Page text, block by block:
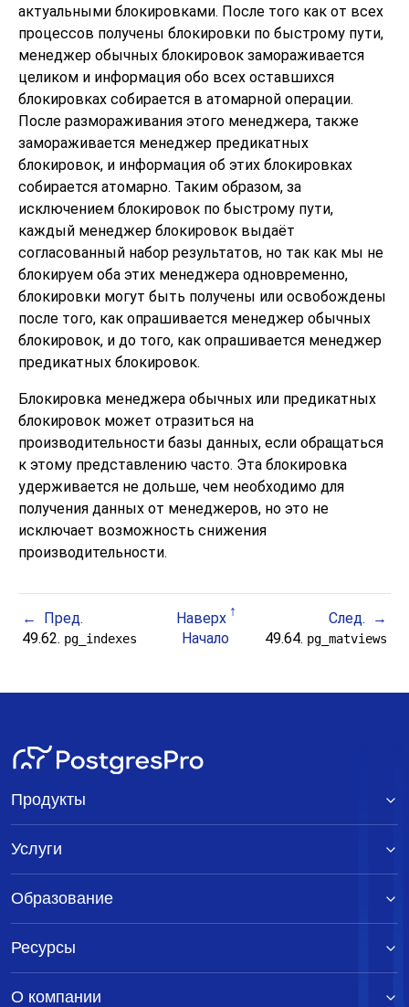
актуальными блокировками. После того как от всех
процессов получены блокировки по быстрому пути,
менеджер обычных блокировок замораживается
целиком и информация обо всех оставшихся
блокировках собирается в атомарной операции.
После размораживания этого менеджера, также
замораживается менеджер предикатных
блокировок, и информация об этих блокировках
собирается атомарно. Таким образом, за
исключением блокировок по быстрому пути,
каждый менеджер блокировок выдаёт
согласованный набор результатов, но так как мы не
блокируем оба этих менеджера одновременно,
блокировки могут быть получены или освобождены
после того, как опрашивается менеджер обычных
блокировок, и до того, как опрашивается менеджер
предикатных блокировок.
Блокировка менеджера обычных или предикатных
блокировок может отразиться на
производительности базы данных, если обращаться
к этому представлению часто. Эта блокировка
удерживается не дольше, чем необходимо для
получения данных от менеджеров, но это не
исключает возможность снижения
производительности.
Пред. Наверх
След.
49.62. pg_indexes Начало 49.64. pg_matviews
Продукты
Услуги
Образование
Ресурсы
О компании